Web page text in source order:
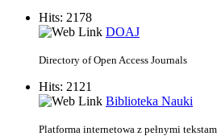
Hits: 2178
DOAJ
Directory of Open Access Journals
Hits: 2121
Biblioteka Nauki
Platforma internetowa z pełnymi